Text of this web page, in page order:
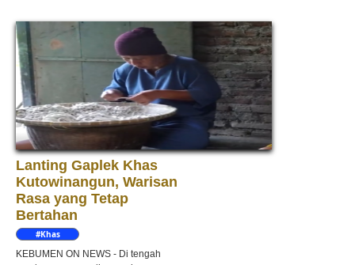
Lanting Gaplek Khas
Kutowinangun, Warisan
Rasa yang Tetap
Bertahan
#Khas
KEBUMEN ON NEWS - Di tengah